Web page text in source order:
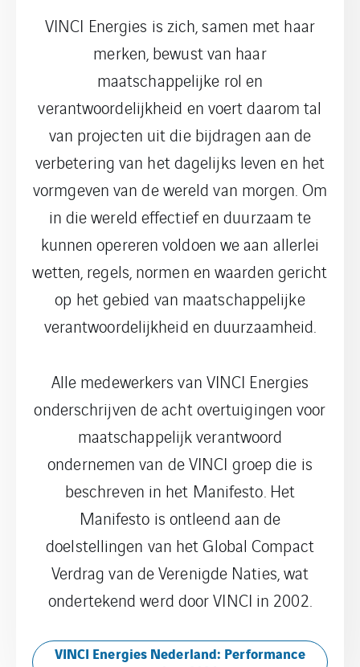
VINCI Energies is zich, samen met haar
merken, bewust van haar
maatschappelijke rol en
verantwoordelijkheid en voert daarom tal
van projecten uit die bijdragen aan de
verbetering van het dagelijks leven en het
vormgeven van de wereld van morgen. Om
in die wereld effectief en duurzaam te
kunnen opereren voldoen we aan allerlei
wetten, regels, normen en waarden gericht
op het gebied van maatschappelijke
verantwoordelijkheid en duurzaamheid.
Alle medewerkers van VINCI Energies
onderschrijven de acht overtuigingen voor
maatschappelijk verantwoord
ondernemen van de VINCI groep die is
beschreven in het Manifesto. Het
Manifesto is ontleend aan de
doelstellingen van het Global Compact
Verdrag van de Verenigde Naties, wat
ondertekend werd door VINCI in 2002.
VINCI Energies Nederland: Performance